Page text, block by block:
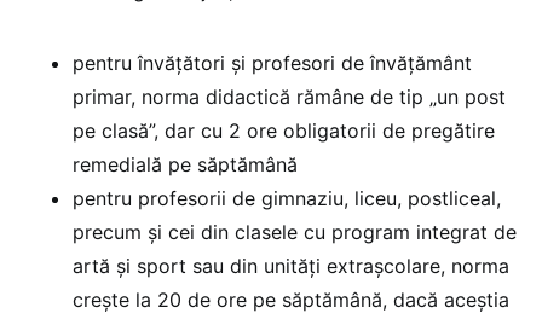
pentru învățători și profesori de învățământ
primar, norma didactică rămâne de tip „un post
pe clasă”, dar cu 2 ore obligatorii de pregătire
remedială pe săptămână
pentru profesorii de gimnaziu, liceu, postliceal,
precum și cei din clasele cu program integrat de
artă și sport sau din unități extrașcolare, norma
crește la 20 de ore pe săptămână, dacă aceștia